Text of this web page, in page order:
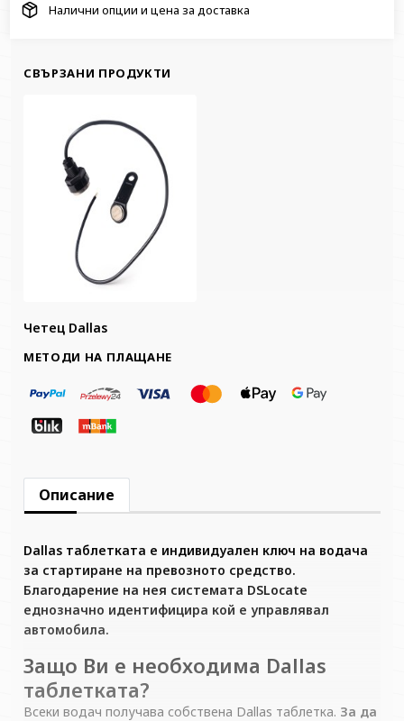
Налични опции и цена за доставка
СВЪРЗАНИ ПРОДУКТИ
Четец Dallas
МЕТОДИ НА ПЛАЩАНЕ
Описание
Dallas таблетката е индивидуален ключ на водача
за стартиране на превозното средство.
Благодарение на нея системата DSLocate
еднозначно идентифицира кой е управлявал
автомобила.
Защо Ви е необходима Dallas
таблетката?
Всеки водач получава собствена Dallas таблетка. За да